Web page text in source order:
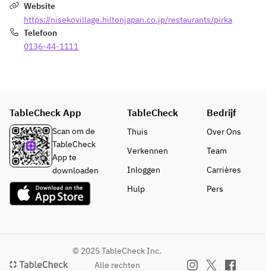
Website
https://nisekovillage.hiltonjapan.co.jp/restaurants/pirka
Telefoon
0136-44-1111
TableCheck App
Scan om de
TableCheck
App te
downloaden
TableCheck
Thuis
Verkennen
Inloggen
Hulp
Bedrijf
Over Ons
Team
Carrières
Pers
© 2025 TableCheck Inc.
Alle rechten